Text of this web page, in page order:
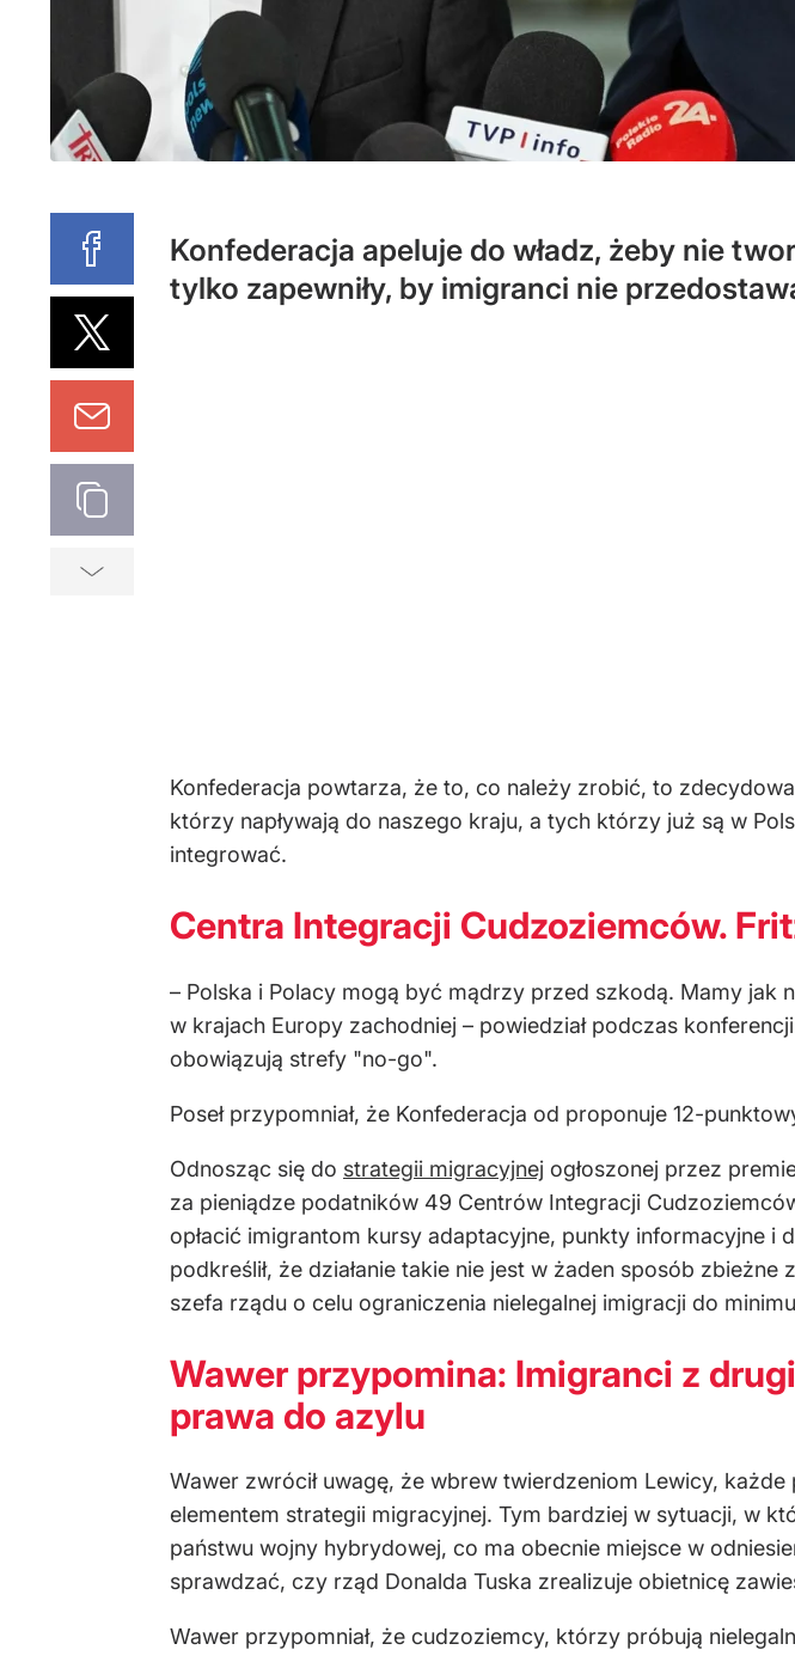
Konfederacja apeluje do władz, żeby nie
tylko zapewniły, by imigranci nie
Konfederacja powtarza, że to, co należy zrobić, to
którzy napływają do naszego kraju, a tych którzy już są w
integrować.
Centra Integracji Cudzoziemców.
– Polska i Polacy mogą być mądrzy przed szkodą. Mamy jak
w krajach Europy zachodniej – powiedział podczas
obowiązują strefy "no-go".
Poseł przypomniał, że Konfederacja od proponuje 12-
Odnosząc się do strategii migracyjnej ogłoszonej przez
za pieniądze podatników 49 Centrów Integracji
opłacić imigrantom kursy adaptacyjne, punkty informacyjne
podkreślił, że działanie takie nie jest w żaden sposób
szefa rządu o celu ograniczenia nielegalnej imigracji do
Wawer przypomina: Imigranci z
prawa do azylu
Wawer zwrócił uwagę, że wbrew twierdzeniom Lewicy,
elementem strategii migracyjnej. Tym bardziej w sytuacji, w
państwu wojny hybrydowej, co ma obecnie miejsce w
sprawdzać, czy rząd Donalda Tuska zrealizuje obietnicę
Wawer przypomniał, że cudzoziemcy, którzy próbują